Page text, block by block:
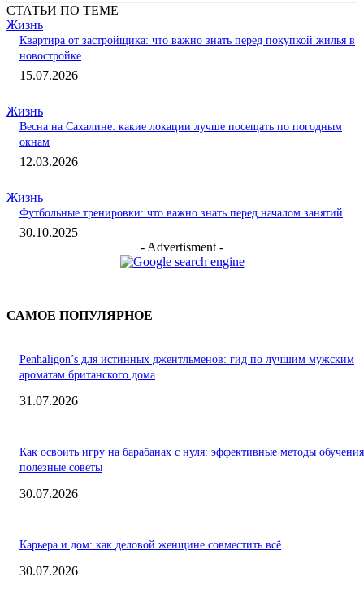
СТАТЬИ ПО ТЕМЕ
Жизнь
Квартира от застройщика: что важно знать перед покупкой жилья в
новостройке
15.07.2026
Жизнь
Весна на Сахалине: какие локации лучше посещать по погодным
окнам
12.03.2026
Жизнь
Футбольные тренировки: что важно знать перед началом занятий
30.10.2025
- Advertisment -
САМОЕ ПОПУЛЯРНОЕ
Penhaligon’s для истинных джентльменов: гид по лучшим мужским
ароматам британского дома
31.07.2026
Как освоить игру на барабанах с нуля: эффективные методы
полезные советы
30.07.2026
Карьера и дом: как деловой женщине совместить всё
30.07.2026